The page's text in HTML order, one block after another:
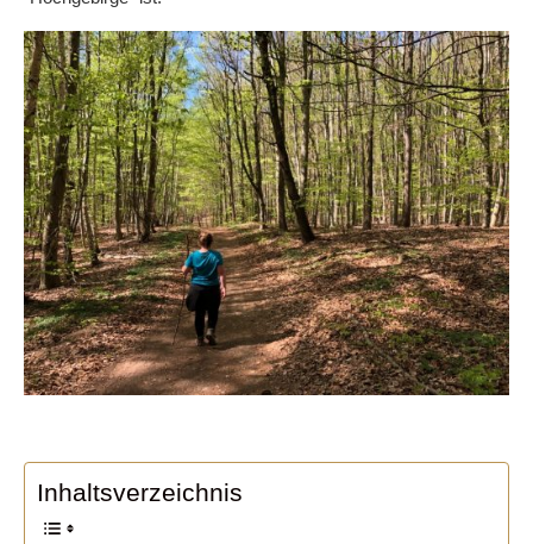
Inhaltsverzeichnis